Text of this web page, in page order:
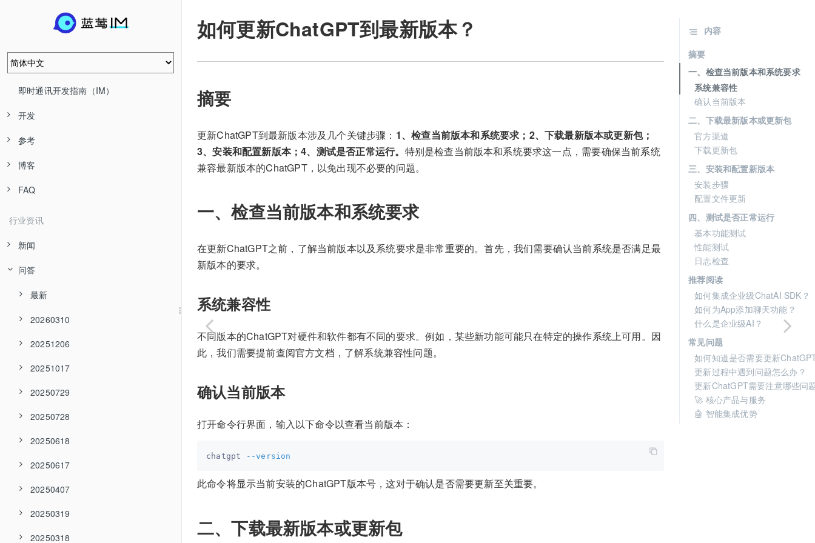
即时通讯开发指南（IM）
开发
参考
博客
FAQ
行业资讯
新闻
问答
最新
20260310
20251206
20251017
20250729
20250728
20250618
20250617
20250407
20250319
20250318
如何更新ChatGPT到最新版本？
摘要
更新ChatGPT到最新版本涉及几个关键步骤： 1、检查当前版本和系统要求；2、下载最新版本或更新包；
3、安装和配置新版本；4、测试是否正常运行。 特别是检查当前版本和系统要求这一点，需要确保当前系统
兼容最新版本的ChatGPT，以免出现不必要的问题。
一、检查当前版本和系统要求
在更新ChatGPT之前，了解当前版本以及系统要求是非常重要的。首先，我们需要确认当前系统是否满足最
新版本的要求。
系统兼容性
不同版本的ChatGPT对硬件和软件都有不同的要求。例如，某些新功能可能只在特定的操作系统上可用。因
此，我们需要提前查阅官方文档，了解系统兼容性问题。
确认当前版本
打开命令行界面，输入以下命令以查看当前版本：
chatgpt --version
此命令将显示当前安装的ChatGPT版本号，这对于确认是否需要更新至关重要。
二、下载最新版本或更新包
内容
摘要
一、检查当前版本和系统要求
系统兼容性
确认当前版本
二、下载最新版本或更新包
官方渠道
下载更新包
三、安装和配置新版本
安装步骤
配置文件更新
四、测试是否正常运行
基本功能测试
性能测试
日志检查
推荐阅读
如何集成企业级ChatAI SDK？
如何为App添加聊天功能？
什么是企业级AI？
常见问题
如何知道是否需要更新
更新过程中遇到问题怎么办？
更新ChatGPT需要注意哪些问
🚀 核心产品与服务
🤖 智能集成优势